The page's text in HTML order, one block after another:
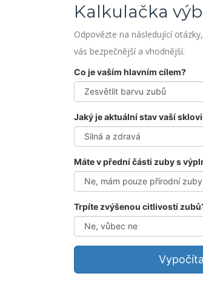
Kalkulačka
Odpovězte na následující
vás bezpečnější a vhodnější.
Co je vaším hlavním cílem?
Jaký je aktuální stav vaší
Máte v přední části zuby s
Trpíte zvýšenou citlivostí